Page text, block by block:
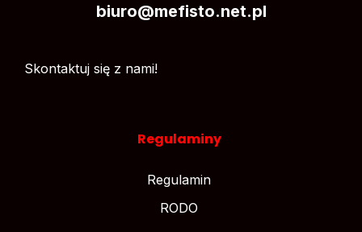
biuro@mefisto.net.pl
Skontaktuj się z nami!
Regulaminy
Regulamin
RODO